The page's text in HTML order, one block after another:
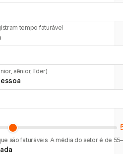
tempo faturável
sênior, líder)
são faturáveis. A média do setor é de